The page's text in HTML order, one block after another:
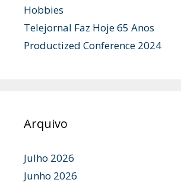
Hobbies
Telejornal Faz Hoje 65 Anos
Productized Conference 2024
Arquivo
Julho 2026
Junho 2026